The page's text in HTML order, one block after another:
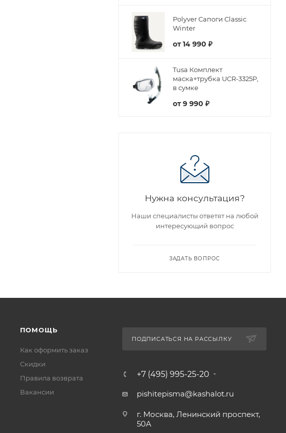
Polyver Сапоги Classic
Winter
от14 990 ₽
Tusa Комплект
маска+трубка UCR-3325P,
в сумке
от9 990 ₽
Нужна консультация?
Наши специалисты ответят на любой
интересующий вопрос
ЗАДАТЬ ВОПРОС
ПОМОЩЬ
Как оформить заказ
Скидки
Правила возврата
Вакансии
ПОДПИСАТЬСЯ НА РАССЫЛКУ
+7 (495) 995-25-20​
pishitepisma@kashalot.ru
г. Москва, Ленинский проспект,
50А​